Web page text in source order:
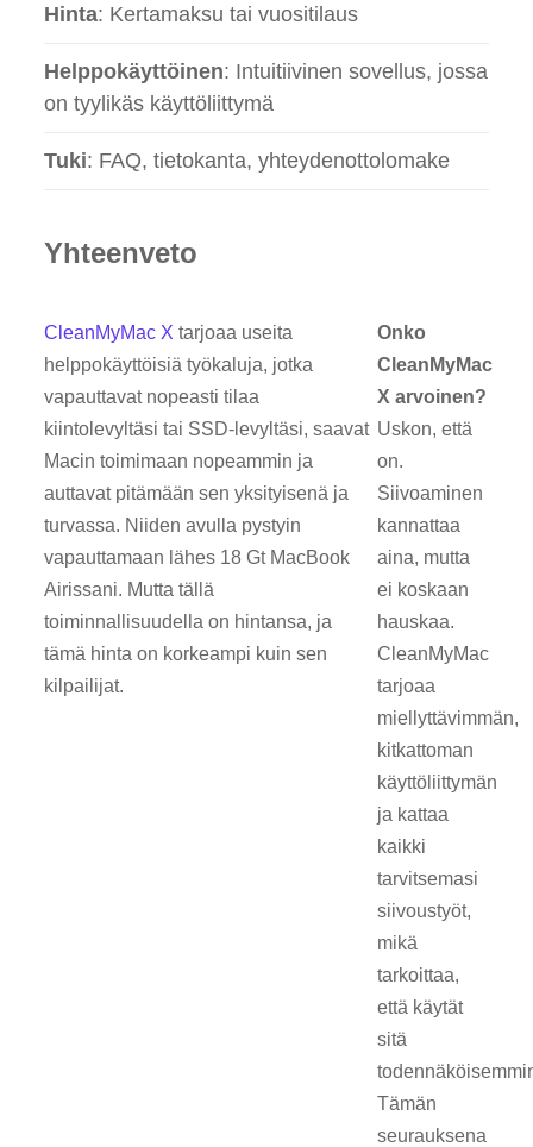
Hinta: Kertamaksu tai vuositilaus
Helppokäyttöinen: Intuitiivinen sovellus, jossa
on tyylikäs käyttöliittymä
Tuki: FAQ, tietokanta, yhteydenottolomake
Yhteenveto
CleanMyMac X tarjoaa useita
helppokäyttöisiä työkaluja, jotka
vapauttavat nopeasti tilaa
kiintolevyltäsi tai SSD-levyltäsi, saavat
Macin toimimaan nopeammin ja
auttavat pitämään sen yksityisenä ja
turvassa. Niiden avulla pystyin
vapauttamaan lähes 18 Gt MacBook
Airissani. Mutta tällä
toiminnallisuudella on hintansa, ja
tämä hinta on korkeampi kuin sen
kilpailijat.
Onko
CleanMyMac
X arvoinen?
Uskon, että
on.
Siivoaminen
kannattaa
aina, mutta
ei koskaan
hauskaa.
CleanMyMac
tarjoaa
miellyttävimmän,
kitkattoman
käyttöliittymän
ja kattaa
kaikki
tarvitsemasi
siivoustyöt,
mikä
tarkoittaa,
että käytät
sitä
Tämän
seurauksena